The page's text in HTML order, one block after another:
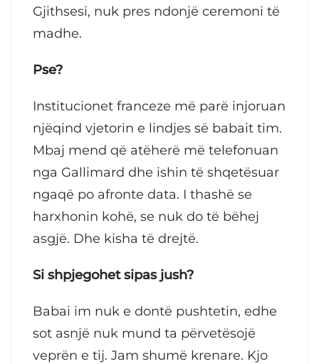
Gjithsesi, nuk pres ndonjë ceremoni të
madhe.
Pse?
Institucionet franceze më parë injoruan
njëqind vjetorin e lindjes së babait tim.
Mbaj mend që atëherë më telefonuan
nga Gallimard dhe ishin të shqetësuar
ngaqë po afronte data. I thashë se
harxhonin kohë, se nuk do të bëhej
asgjë. Dhe kisha të drejtë.
Si shpjegohet sipas jush?
Babai im nuk e dontë pushtetin, edhe
sot asnjë nuk mund ta përvetësojë
veprën e tij. Jam shumë krenare. Kjo